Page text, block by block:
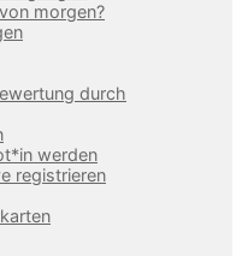
morgen?
durch
werden
registrieren